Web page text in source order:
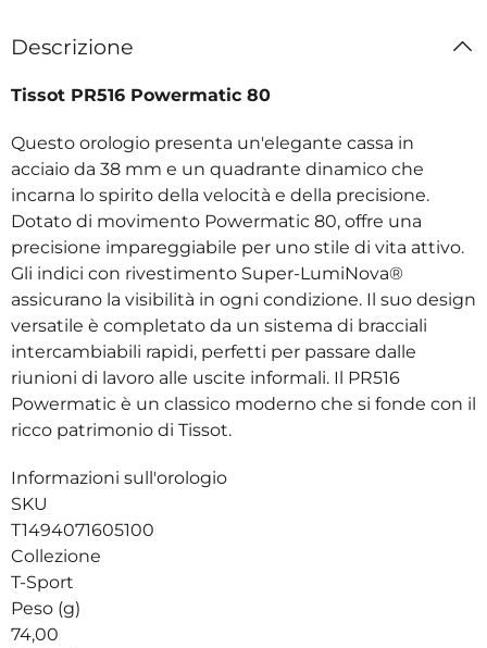
Descrizione
Tissot PR516 Powermatic 80
Questo orologio presenta un'elegante cassa in
acciaio da 38 mm e un quadrante dinamico che
incarna lo spirito della velocità e della precisione.
Dotato di movimento Powermatic 80, offre una
precisione impareggiabile per uno stile di vita attivo.
Gli indici con rivestimento Super-LumiNova®️
assicurano la visibilità in ogni condizione. Il suo design
versatile è completato da un sistema di bracciali
intercambiabili rapidi, perfetti per passare dalle
riunioni di lavoro alle uscite informali. Il PR516
Powermatic è un classico moderno che si fonde con il
ricco patrimonio di Tissot.
Informazioni sull'orologio
SKU
T1494071605100
Collezione
T-Sport
Peso (g)
74,00